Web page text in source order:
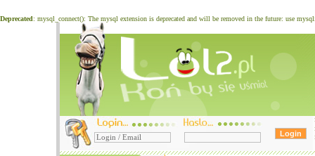
Deprecated: mysql_connect(): The mysql extension is deprecated and will be removed in the future: use